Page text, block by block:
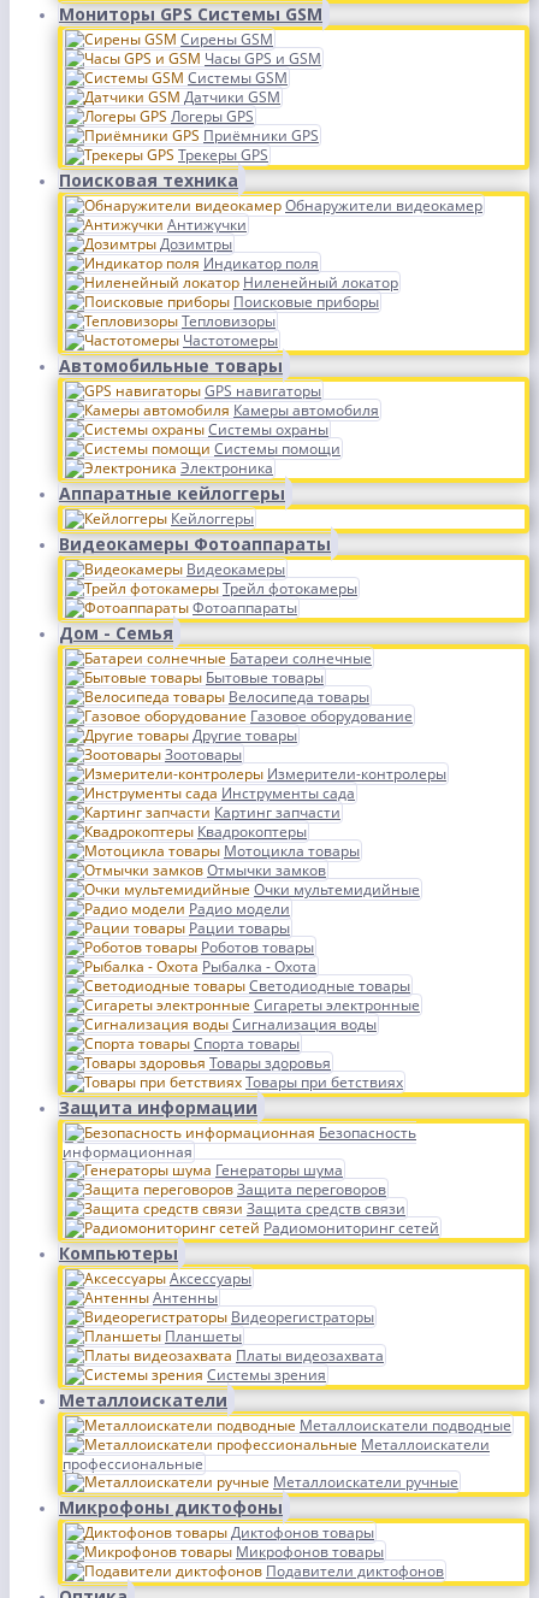
Мониторы GPS Системы GSM
Сирены GSM
Часы GPS и GSM
Системы GSM
Датчики GSM
Логеры GPS
Приёмники GPS
Трекеры GPS
Поисковая техника
Обнаружители видеокамер
Антижучки
Дозимтры
Индикатор поля
Ниленейный локатор
Поисковые приборы
Тепловизоры
Частотомеры
Автомобильные товары
GPS навигаторы
Камеры автомобиля
Системы охраны
Системы помощи
Электроника
Аппаратные кейлоггеры
Кейлоггеры
Видеокамеры Фотоаппараты
Видеокамеры
Трейл фотокамеры
Фотоаппараты
Дом - Семья
Батареи солнечные
Бытовые товары
Велосипеда товары
Газовое оборудование
Другие товары
Зоотовары
Измерители-контролеры
Инструменты сада
Картинг запчасти
Квадрокоптеры
Мотоцикла товары
Отмычки замков
Очки мультемидийные
Радио модели
Рации товары
Роботов товары
Рыбалка - Охота
Светодиодные товары
Сигареты электронные
Сигнализация воды
Спорта товары
Товары здоровья
Товары при бетствиях
Защита информации
Безопасность
информационная
Генераторы шума
Защита переговоров
Защита средств связи
Радиомониторинг сетей
Компьютеры
Аксессуары
Антенны
Видеорегистраторы
Планшеты
Платы видеозахвата
Системы зрения
Металлоискатели
Металлоискатели подводные
Металлоискатели
профессиональные
Металлоискатели ручные
Микрофоны диктофоны
Диктофонов товары
Микрофонов товары
Подавители диктофонов